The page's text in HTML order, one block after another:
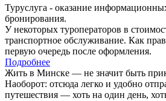
Туруслуга - оказание
бронирования.
У некоторых туроператоров в
транспортное обслуживание. Как
первую очередь после оформления.
Подробнее
Жить в Минске — не значит быть
Наоборот: отсюда легко и удобно
путешествия — хоть на один день,